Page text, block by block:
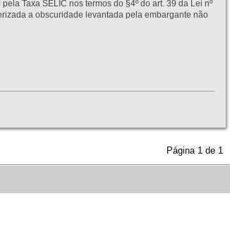
Taxa SELIC nos termos do §4º do art. 39 da Lei nº
a obscuridade levantada pela embargante não
Página 1 de 1